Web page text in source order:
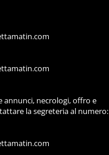
annunci, necrologi, offro e
la segreteria al numero: